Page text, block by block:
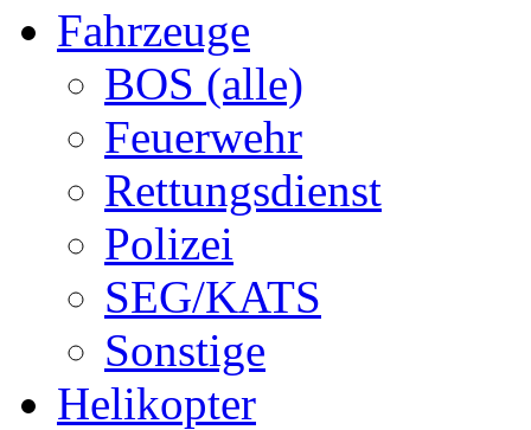
Fahrzeuge
BOS (alle)
Feuerwehr
Rettungsdienst
Polizei
SEG/KATS
Sonstige
Helikopter